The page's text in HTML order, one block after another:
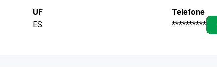
UF
ES
Telefone
**********